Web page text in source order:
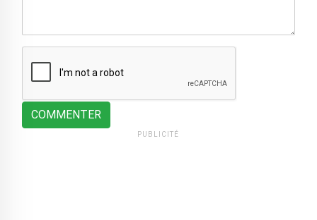
COMMENTER
PUBLICITÉ